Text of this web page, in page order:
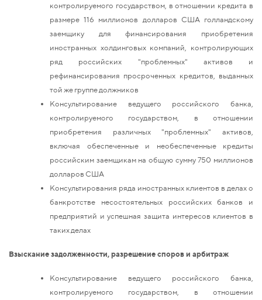
контролируемого государством, в отношении кредита в
размере 116 миллионов долларов США голландскому
заемщику для финансирования приобретения
иностранных холдинговых компаний, контролирующих
ряд российских "проблемных" активов и
рефинансирования просроченных кредитов, выданных
той же группе должников
Консультирование ведущего российского банка,
контролируемого государством, в отношении
приобретения различных "проблемных" активов,
включая обеспеченные и необеспеченные кредиты
российским заемщикам на общую сумму 750 миллионов
долларов США
Консультирования ряда иностранных клиентов в делах о
банкротстве несостоятельных российских банков и
предприятий и успешная защита интересов клиентов в
таких делах
Взыскание задолженности, разрешение споров и арбитраж
Консультирование ведущего российского банка,
контролируемого государством, в отношении